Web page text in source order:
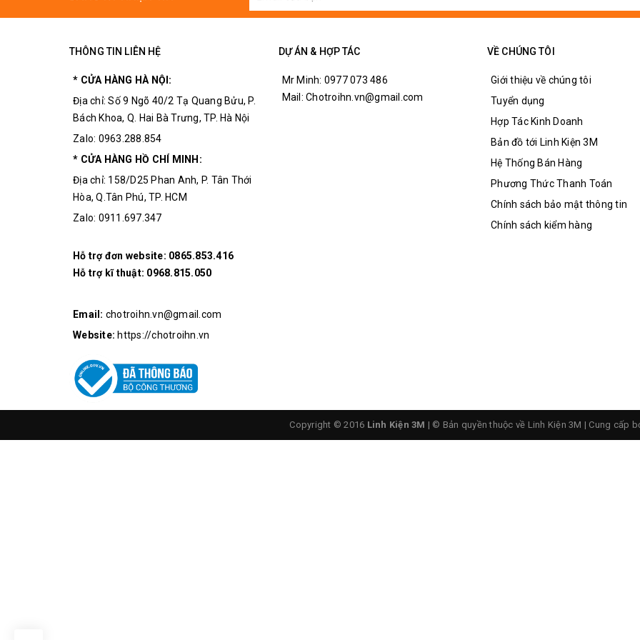
Tải nhiệt: Những thay đổi về nhiệt độ ổn định, đánh giá hiện tại của 50A hay ít không phải là hơn 80 °C; 120
THÔNG TIN LIÊN HỆ
* CỬA HÀNG HÀ NỘI:
Địa chỉ: Số 9 Ngõ 40/2 Tạ Quang Bửu, P.
Bách Khoa, Q. Hai Bà Trưng, TP. Hà Nội
Zalo: 0963.288.854
* CỬA HÀNG HỒ CHÍ MINH:
Địa chỉ: 158/D25 Phan Anh, P. Tân Thới
Hòa, Q.Tân Phú, TP. HCM
Zalo: 0911.697.347
Hỗ trợ đơn website: 0865.853.416
Hỗ trợ kĩ thuật: 0968.815.050
Email: chotroihn.vn@gmail.com
Website: https://chotroihn.vn
DỰ ÁN & HỢP TÁC
Mr Minh: 0977 073 486
Mail: Chotroihn.vn@gmail.com
VỀ CHÚNG TÔI
Giới thiệu về chúng tôi
Tuyển dụng
Hợp Tác Kinh Doanh
Bản đồ tới Linh Kiện 3M
Hệ Thống Bán Hàng
Phương Thức Thanh Toán
Chính sách bảo mật thông tin
Chính sách kiểm hàng
Copyright © 2016 Linh Kiện 3M | © Bản quyền thuộc về Linh Kiện 3M | Cung cấp